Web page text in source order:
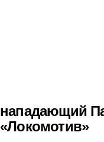
нападающий
«Локомотив»